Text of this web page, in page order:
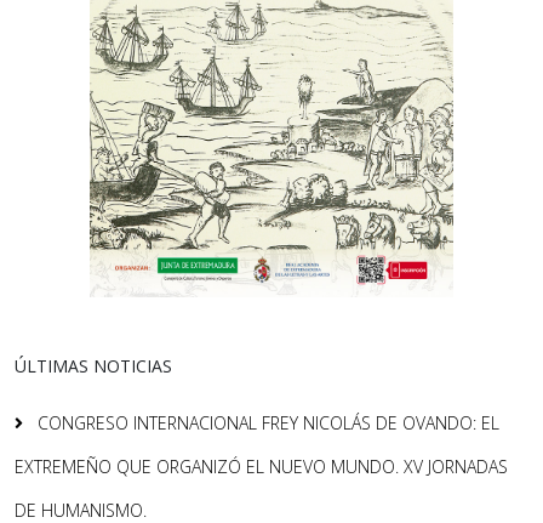
ÚLTIMAS NOTICIAS
CONGRESO INTERNACIONAL FREY NICOLÁS DE OVANDO: EL
EXTREMEÑO QUE ORGANIZÓ EL NUEVO MUNDO. XV JORNADAS
DE HUMANISMO.